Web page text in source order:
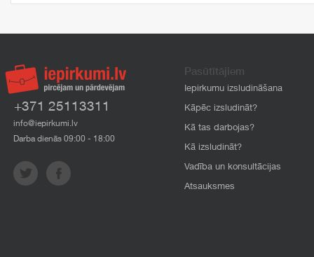
+371 25113311
info@iepirkumi.lv
Darba dienās 09:00 - 18:00
Pasūtītājiem
Iepirkumu izsludināšana
Kāpēc izsludināt?
Kā tas darbojas?
Kā izsludināt?
Vadība un konsultācijas
Atsauksmes